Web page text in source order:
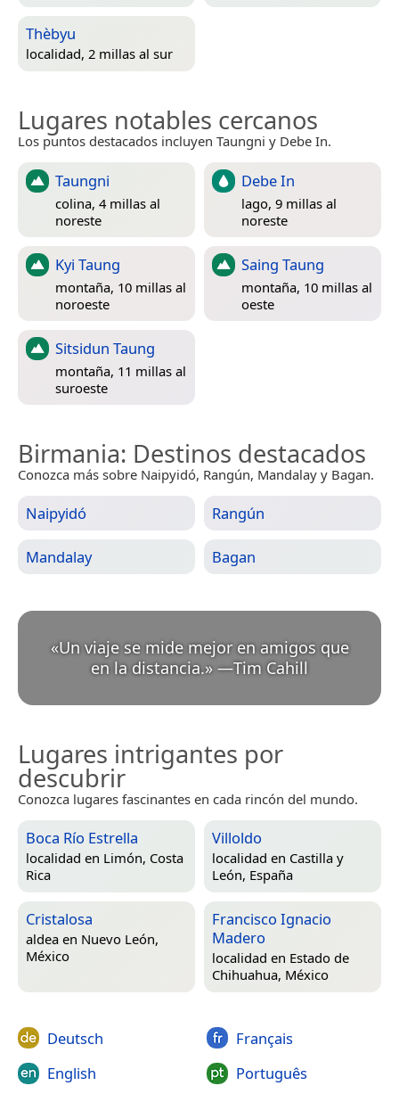
Thèbyu
localidad, 2 millas al sur
Lugares notables cercanos
Los puntos destacados incluyen Taungni y Debe In.
Taungni
colina, 4 millas al
noreste
Debe In
lago, 9 millas al
noreste
Kyi Taung
montaña, 10 millas al
noroeste
Saing Taung
montaña, 10 millas al
oeste
Sitsidun Taung
montaña, 11 millas al
suroeste
Birmania: Destinos destacados
Conozca más sobre Naipyidó, Rangún, Mandalay y Bagan.
Naipyidó Rangún
Mandalay Bagan
«Un viaje se mide mejor en amigos que
en la distancia.» —Tim Cahill
Lugares intrigantes por
descubrir
Conozca lugares fascinantes en cada rincón del mundo.
Boca Río Estrella
localidad en Limón, Costa
Rica
Villoldo
localidad en Castilla y
León, España
Cristalosa
aldea en Nuevo León,
México
Francisco Ignacio
Madero
localidad en Estado de
Chihuahua, México
Deutsch
English
Français
Português